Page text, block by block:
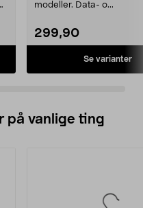
modeller. Data- o...
299,90
Se varianter
på vanlige ting